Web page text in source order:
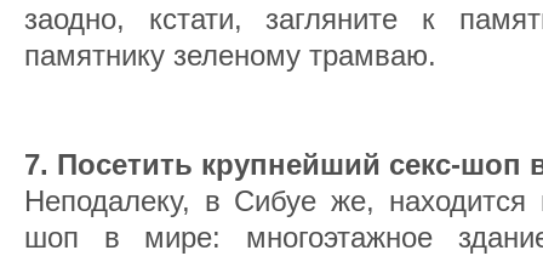
заодно, кстати, загляните к
памятнику зеленому трамваю.
7. Посетить крупнейший секс-шоп
Неподалеку, в Сибуе же,
шоп в мире: многоэтажное